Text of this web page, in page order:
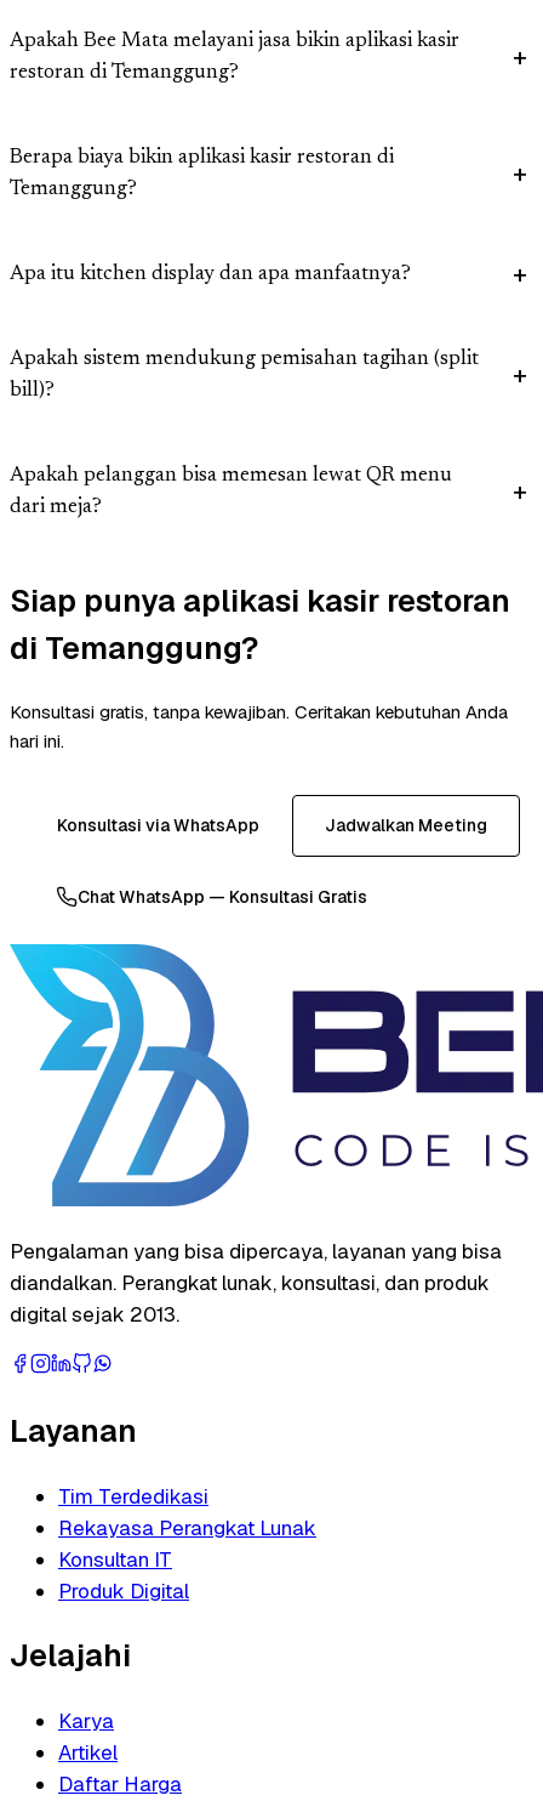
Apakah Bee Mata melayani jasa bikin aplikasi kasir
restoran di Temanggung?
Berapa biaya bikin aplikasi kasir restoran di
Temanggung?
Apa itu kitchen display dan apa manfaatnya?
Apakah sistem mendukung pemisahan tagihan (split
bill)?
Apakah pelanggan bisa memesan lewat QR menu
dari meja?
Siap punya aplikasi kasir restoran
di Temanggung?
Konsultasi gratis, tanpa kewajiban. Ceritakan kebutuhan Anda
hari ini.
Konsultasi via WhatsApp Jadwalkan Meeting
Chat WhatsApp — Konsultasi Gratis
Pengalaman yang bisa dipercaya, layanan yang bisa
diandalkan. Perangkat lunak, konsultasi, dan produk
digital sejak 2013.
Layanan
Tim Terdedikasi
Rekayasa Perangkat Lunak
Konsultan IT
Produk Digital
Jelajahi
Karya
Artikel
Daftar Harga